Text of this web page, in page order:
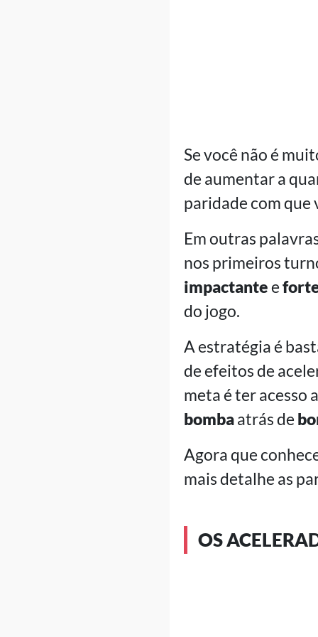
Se você não é
de aumentar a
paridade com que
Em outras
nos primeiros
impactantee
do jogo.
A estratégia é
de efeitos de
meta é ter acesso a
bombaatrás de
Agora que
mais detalhe as
OS